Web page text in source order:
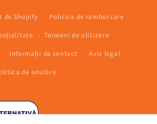
de Shopify Politica de rambursare
Termeni de utilizare
Informații de contact Aviz legal
de anulare